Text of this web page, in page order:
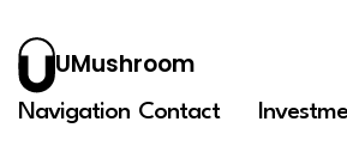
UMushroom
Navigation Contact